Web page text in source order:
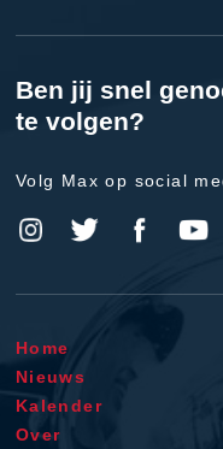
Ben jij snel
te volgen?
Volg Max op social
Home
Nieuws
Kalender
Over